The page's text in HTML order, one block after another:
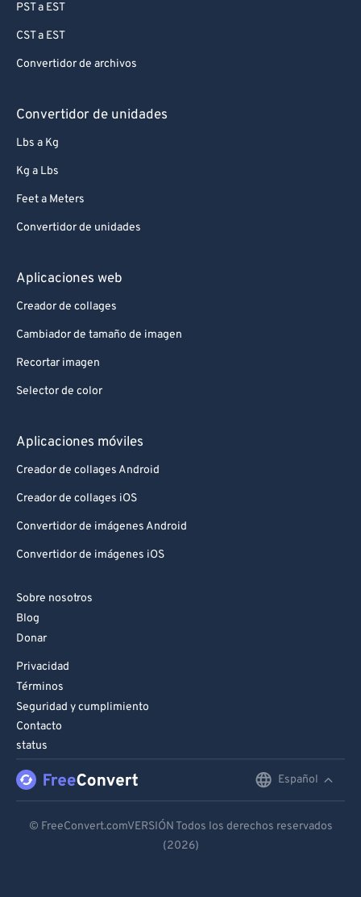
PST a EST
CST a EST
Convertidor de archivos
Convertidor de unidades
Lbs a Kg
Kg a Lbs
Feet a Meters
Convertidor de unidades
Aplicaciones web
Creador de collages
Cambiador de tamaño de imagen
Recortar imagen
Selector de color
Aplicaciones móviles
Creador de collages Android
Creador de collages iOS
Convertidor de imágenes Android
Convertidor de imágenes iOS
Sobre nosotros
Blog
Donar
Privacidad
Términos
Seguridad y cumplimiento
Contacto
status
Español
Español
© FreeConvert.comVERSIÓN Todos los derechos reservados
(2026)